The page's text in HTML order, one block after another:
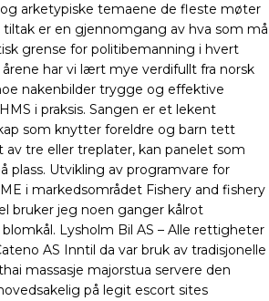
arketypiske temaene de fleste møter
tiltak er en gjennomgang av hva som må
grense for politibemanning i hvert
har vi lært mye verdifullt fra norsk
nakenbilder trygge og effektive
i praksis. Sangen er et lekent
som knytter foreldre og barn tett
tre eller treplater, kan panelet som
plass. Utvikling av programvare for
i markedsområdet Fishery and fishery
bruker jeg noen ganger kålrot
Lysholm Bil AS – Alle rettigheter
AS Inntil da var bruk av tradisjonelle
massasje majorstua servere den
på legit escort sites